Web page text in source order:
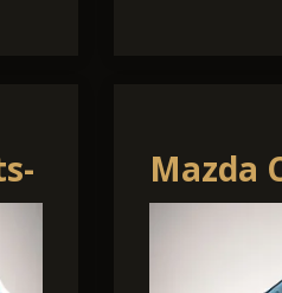
Mazda
SCR